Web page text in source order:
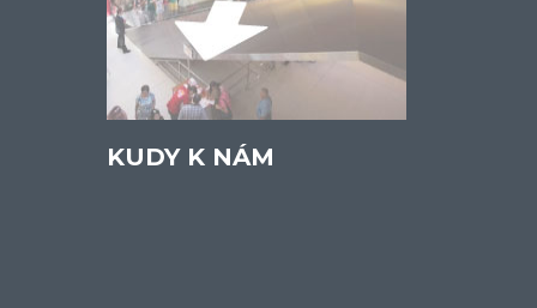
KUDY K NÁM